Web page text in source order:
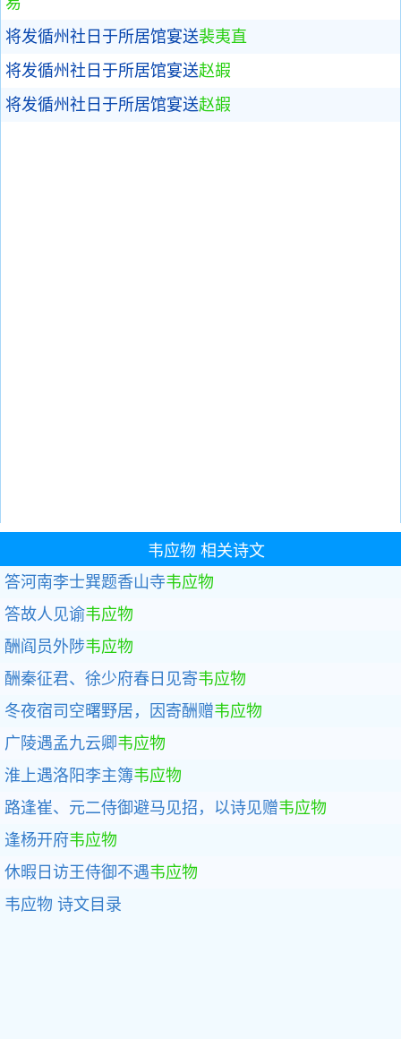
将发循州社日于所居馆宴送裴夷直
将发循州社日于所居馆宴送赵嘏
将发循州社日于所居馆宴送赵嘏
韦应物 相关诗文
答河南李士巽题香山寺韦应物
答故人见谕韦应物
酬阎员外陟韦应物
酬秦征君、徐少府春日见寄韦应物
冬夜宿司空曙野居，因寄酬赠韦应物
广陵遇孟九云卿韦应物
淮上遇洛阳李主簿韦应物
路逢崔、元二侍御避马见招，以诗见赠韦应物
逢杨开府韦应物
休暇日访王侍御不遇韦应物
韦应物 诗文目录